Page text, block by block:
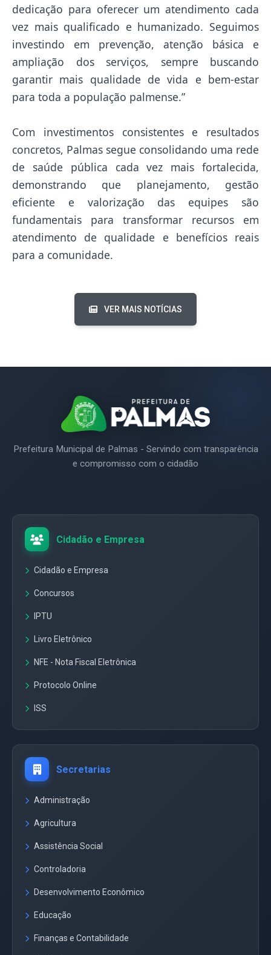
dedicação para oferecer um atendimento cada
vez mais qualificado e humanizado. Seguimos
investindo em prevenção, atenção básica e
ampliação dos serviços, sempre buscando
garantir mais qualidade de vida e bem-estar
para toda a população palmense.”
Com investimentos consistentes e resultados
concretos, Palmas segue consolidando uma rede
de saúde pública cada vez mais fortalecida,
demonstrando que planejamento, gestão
eficiente e valorização das equipes são
fundamentais para transformar recursos em
atendimento de qualidade e benefícios reais
para a comunidade.
VER MAIS NOTÍCIAS
Prefeitura Municipal de Palmas - Servindo com transparência
e compromisso com o cidadão
Cidadão e Empresa
Cidadão e Empresa
Concursos
IPTU
Livro Eletrônico
NFE - Nota Fiscal Eletrônica
Protocolo Online
ISS
Secretarias
Administração
Agricultura
Assistência Social
Controladoria
Desenvolvimento Econômico
Educação
Finanças e Contabilidade